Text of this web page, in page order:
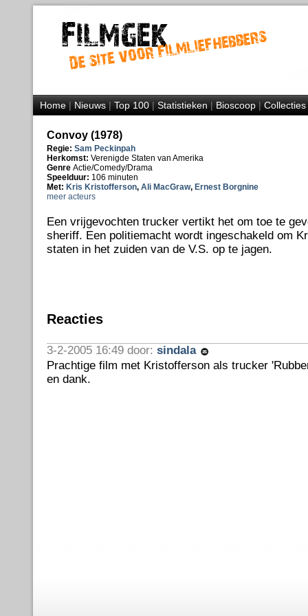
Home|Nieuws|Top 100|Statistieken|Bioscoop|Collecties
Convoy (1978)
Regie: Sam Peckinpah
Herkomst: Verenigde Staten van Amerika
Genre Actie/Comedy/Drama
Speelduur: 106 minuten
Met: Kris Kristofferson, Ali MacGraw, Ernest Borgnine
meer acteurs
Een vrijgevochten trucker vertikt het om toe te
sheriff. Een politiemacht wordt ingeschakeld om
staten in het zuiden van de V.S. op te jagen.
Reacties
3-2-2005 16:49 door: sindala
Prachtige film met Kristofferson als trucker
en dank.